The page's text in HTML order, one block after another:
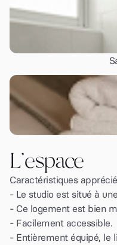
L'espace
Caractéristiques
- Le studio est situé à
- Ce logement est bien
- Facilement accessible.
- Entièrement équipé, le